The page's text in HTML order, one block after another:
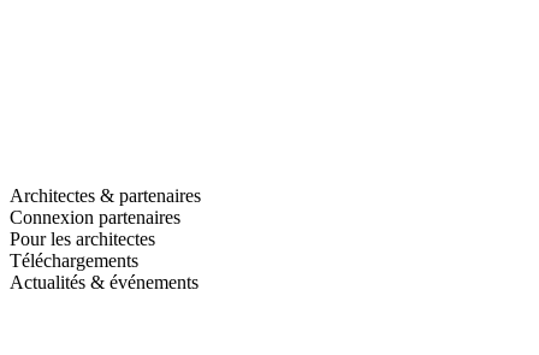
Architectes & partenaires
Connexion partenaires
Pour les architectes
Téléchargements
Actualités & événements